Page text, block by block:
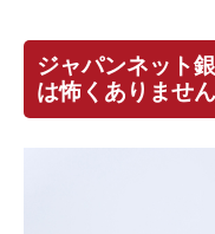
ジャパンネット
は怖くありません